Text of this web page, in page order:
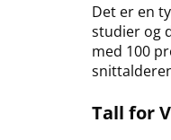
Det er en
studier og
med 100
Tall for